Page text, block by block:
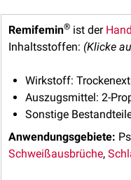
Remifemin® ist der
Inhaltsstoffen: (Klicke
Wirkstoff:
Auszugsmittel: 2-
Sonstige
Anwendungsgebiete:
Schweißausbrüche,